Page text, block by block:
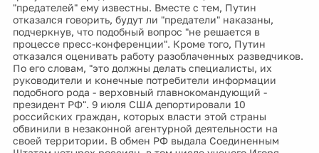
"предателей" ему известны. Вместе с тем, Путин
отказался говорить, будут ли "предатели" наказаны,
подчеркнув, что подобный вопрос "не решается в
процессе пресс-конференции". Кроме того, Путин
отказался оценивать работу разоблаченных разведчиков.
По его словам, "это должны делать специалисты, их
руководители и конечные потребители информации
подобного рода - верховный главнокомандующий -
президент РФ". 9 июля США депортировали 10
российских граждан, которых власти этой страны
обвинили в незаконной агентурной деятельности на
своей территории. В обмен РФ выдала Соединенным